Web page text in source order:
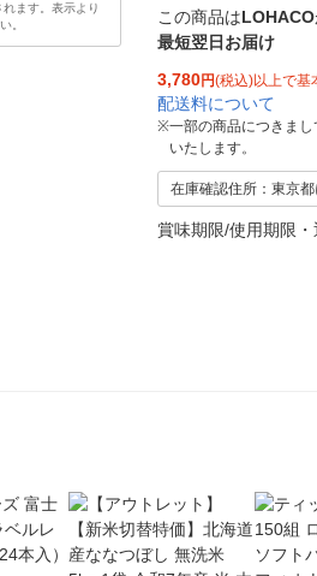
ます。表示より
。
この商品はLOHACO
最短翌日お届け
3,780円(税込)以上で基
配送料について
※一部の商品につきま
いたします。
在庫確認住所：東京
賞味期限/使用期限